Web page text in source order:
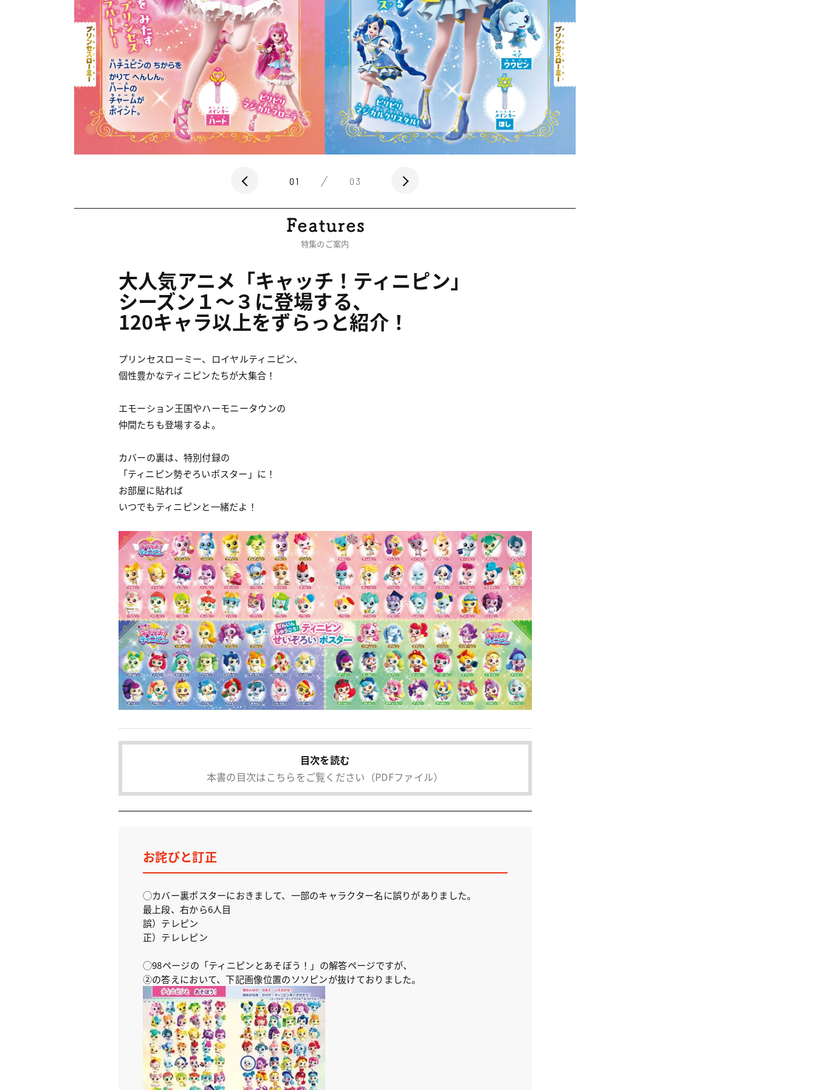
01 03
特集のご案内
大人気アニメ「キャッチ！ティニピン」
シーズン１〜３に登場する、
120キャラ以上をずらっと紹介！
プリンセスローミー、ロイヤルティニピン、
個性豊かなティニピンたちが大集合！
エモーション王国やハーモニータウンの
仲間たちも登場するよ。
カバーの裏は、特別付録の
「ティニピン勢ぞろいポスター」に！
お部屋に貼れば
いつでもティニピンと一緒だよ！
目次を読む
本書の目次はこちらをご覧ください （PDFファイル）
お詫びと訂正
◯カバー裏ポスターにおきまして、一部のキャラクター名に誤りがありました。
最上段、右から6人目
誤） テレピン
正） テレレピン
◯98ページの「ティニピンとあそぼう！」の解答ページですが、
②の答えにおいて、下記画像位置のソソピンが抜けておりました。